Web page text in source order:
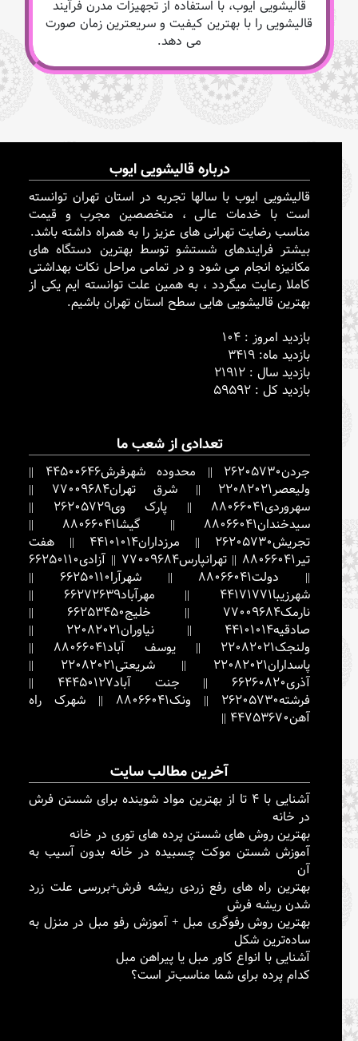
قالیشویی ایوب، با استفاده از تجهیزات مدرن فرآیند
قالیشویی را با بهترین کیفیت و سریعترین زمان صورت
می دهد.
درباره قالیشویی ایوب
قالیشویی ایوب با سالها تجربه در استان تهران توانسته
است با خدمات عالی ، متخصصین مجرب و قیمت
مناسب رضایت تهرانی های عزیز را به همراه داشته باشد.
بیشتر فرایندهای شستشو توسط بهترین دستگاه های
مکانیزه انجام می شود و در تمامی مراحل نکات بهداشتی
کاملا رعایت میگردد ، به همین علت توانسته ایم یکی از
بهترین قالیشویی هایی سطح استان تهران باشیم.
بازدید امروز : 104
بازدید ماه: 3419
بازدید سال : 21912
بازدید کل : 59592
تعدادی از شعب ما
جردن26205730
|| محدوده شهرفرش44500646
||
ولیعصر22082021
|| شرق تهران77009684
||
سهروردی88066041
|| پارک وی26205729
||
سیدخندان88066041
|| گیشا88066041
||
تجریش26205730
|| مرزداران44101014
|| هفت
تیر88066041
||تهرانپارس77009684
|| آزادی66250110
|| دولت88066041
||شهرآرا66250110
||
شهرزیبا44171771
|| مهرآباد66272639
||
نارمک77009684
|| خلیج66253450
||
صادقیه44101014
|| نیاوران22082021
||
ولنجک22082021
|| یوسف آباد88066041
||
پاسداران22082021
||شریعتی22082021
||
آذری66260820
|| جنت آباد44450127
||
فرشته26205730
|| ونک88066041
|| شهرک راه
آهن44753670
||
آخرین مطالب سایت
آشنایی با ۴ تا از بهترین مواد شوینده برای شستن فرش
در خانه
بهترین روش های شستن پرده های توری در خانه
آموزش شستن موکت چسبیده در خانه بدون آسیب به
آن
بهترین راه های رفع زردی ریشه فرش+بررسی علت زرد
شدن ریشه فرش
بهترین روش رفوگری مبل + آموزش رفو مبل در منزل به
ساده‌ترین شکل
آشنایی با انواع کاور مبل یا پیراهن مبل
کدام پرده برای شما مناسب‌تر است؟